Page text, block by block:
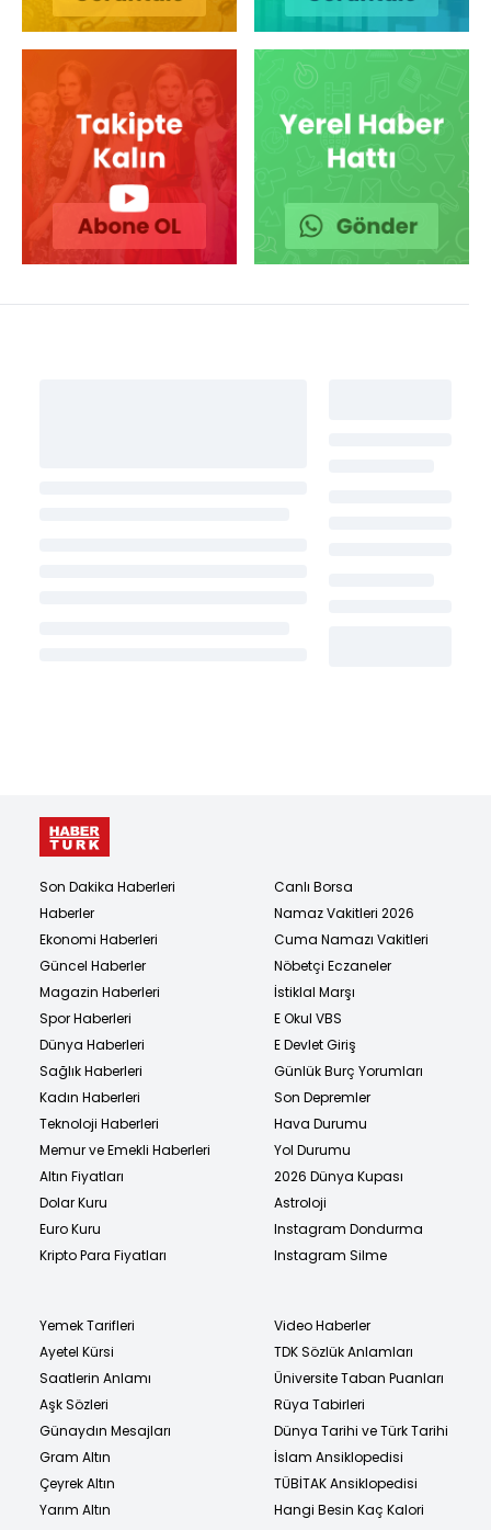
Son Dakika Haberleri
Haberler
Ekonomi Haberleri
Güncel Haberler
Magazin Haberleri
Spor Haberleri
Dünya Haberleri
Sağlık Haberleri
Kadın Haberleri
Teknoloji Haberleri
Memur ve Emekli Haberleri
Altın Fiyatları
Dolar Kuru
Euro Kuru
Kripto Para Fiyatları
Canlı Borsa
Namaz Vakitleri 2026
Cuma Namazı Vakitleri
Nöbetçi Eczaneler
İstiklal Marşı
E Okul VBS
E Devlet Giriş
Günlük Burç Yorumları
Son Depremler
Hava Durumu
Yol Durumu
2026 Dünya Kupası
Astroloji
Instagram Dondurma
Instagram Silme
Yemek Tarifleri
Ayetel Kürsi
Saatlerin Anlamı
Aşk Sözleri
Günaydın Mesajları
Gram Altın
Çeyrek Altın
Yarım Altın
Video Haberler
TDK Sözlük Anlamları
Üniversite Taban Puanları
Rüya Tabirleri
Dünya Tarihi ve Türk Tarihi
İslam Ansiklopedisi
TÜBİTAK Ansiklopedisi
Hangi Besin Kaç Kalori